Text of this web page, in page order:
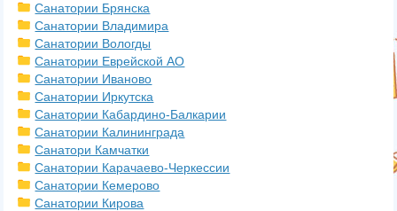
Санатории Брянска
Санатории Владимира
Санатории Вологды
Санатории Еврейской АО
Санатории Иваново
Санатории Иркутска
Санатории Кабардино-Балкарии
Санатории Калининграда
Санатори Камчатки
Санатории Карачаево-Черкессии
Санатории Кемерово
Санатории Кирова